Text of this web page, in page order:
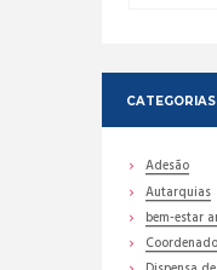
CATEGORIAS
Adesão
Autarquias
bem-estar